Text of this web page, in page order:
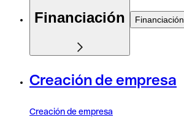
Financiación Financiación
Creación de empresa
Creación de empresa